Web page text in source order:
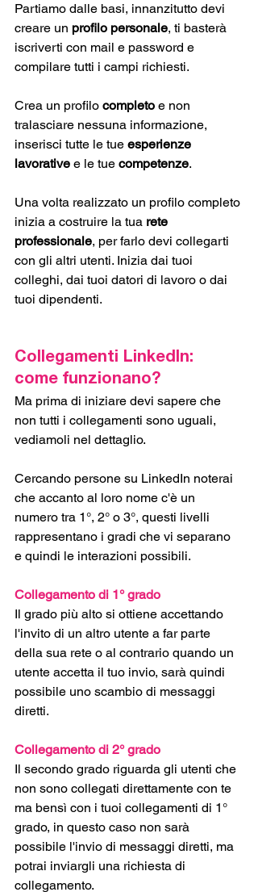
Partiamo dalle basi, innanzitutto devi
creare un profilo personale, ti basterà
iscriverti con mail e password e
compilare tutti i campi richiesti.
Crea un profilo completo e non
tralasciare nessuna informazione,
inserisci tutte le tue esperienze
lavorative e le tue competenze.
Una volta realizzato un profilo completo
inizia a costruire la tua rete
professionale, per farlo devi collegarti
con gli altri utenti. Inizia dai tuoi
colleghi, dai tuoi datori di lavoro o dai
tuoi dipendenti.
Collegamenti LinkedIn:
come funzionano?
Ma prima di iniziare devi sapere che
non tutti i collegamenti sono uguali,
vediamoli nel dettaglio.
Cercando persone su LinkedIn noterai
che accanto al loro nome c'è un
numero tra 1°, 2° o 3°, questi livelli
rappresentano i gradi che vi separano
e quindi le interazioni possibili.
Collegamento di 1° grado
Il grado più alto si ottiene accettando
l'invito di un altro utente a far parte
della sua rete o al contrario quando un
utente accetta il tuo invio, sarà quindi
possibile uno scambio di messaggi
diretti.
Collegamento di 2° grado
Il secondo grado riguarda gli utenti che
non sono collegati direttamente con te
ma bensì con i tuoi collegamenti di 1°
grado, in questo caso non sarà
possibile l'invio di messaggi diretti, ma
potrai inviargli una richiesta di
collegamento.